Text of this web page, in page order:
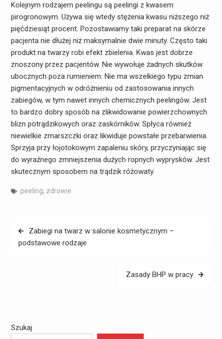
Kolejnym rodzajem peelingu są peelingi z kwasem
pirogronowym. Używa się wtedy stężenia kwasu niższego niż
pięćdziesiąt procent. Pozostawiamy taki preparat na skórze
pacjenta nie dłużej niż maksymalnie dwie minuty. Często taki
produkt na twarzy robi efekt zbielenia. Kwas jest dobrze
znoszony przez pacjentów. Nie wywołuje żadnych skutków
ubocznych poza rumieniem. Nie ma wszelkiego typu zmian
pigmentacyjnych w odróżnieniu od zastosowania innych
zabiegów, w tym nawet innych chemicznych peelingów. Jest
to bardzo dobry sposób na zlikwidowanie powierzchownych
blizn potrądzikowych oraz zaskórników. Spłyca również
niewielkie zmarszczki oraz likwiduje powstałe przebarwienia.
Sprzyja przy łojotokowym zapaleniu skóry, przyczyniając się
do wyraźnego zmniejszenia dużych ropnych wyprysków. Jest
skutecznym sposobem na trądzik różowaty.
peeling, zdrowie
Nawigacja
wpisu
Zabiegi na twarz w salonie kosmetycznym –
podstawowe rodzaje
Zasady BHP w pracy
Szukaj